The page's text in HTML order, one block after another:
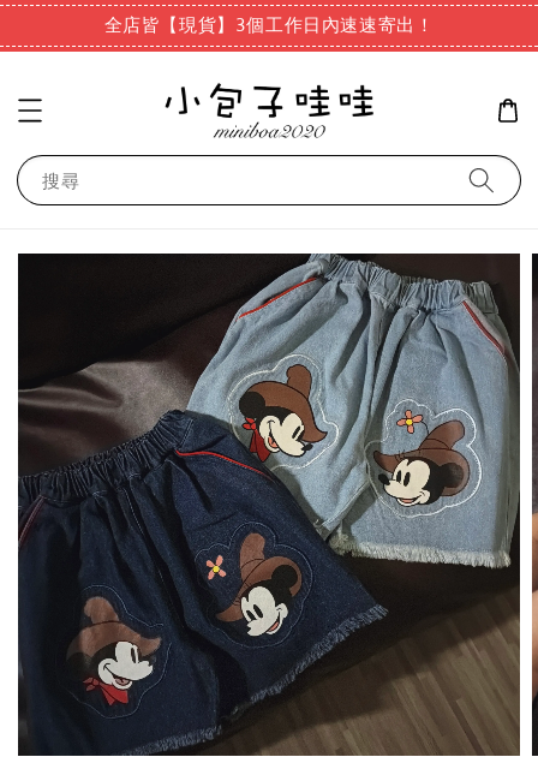
全店皆【現貨】3個工作日內速速寄出！
搜尋